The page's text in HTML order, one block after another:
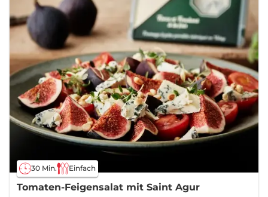
30 Min. Einfach
Tomaten-Feigensalat mit Saint Agur